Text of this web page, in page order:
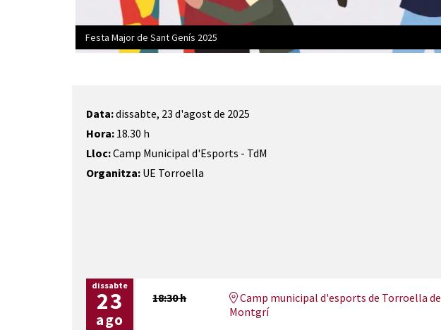
Festa Major de Sant Genís 2025
Data:dissabte, 23 d'agost de 2025
Hora: 18.30 h
Lloc:Camp Municipal d'Esports - TdM
Organitza: UE Torroella
dissabte
23
ago
18:30 h
Camp municipal d'esports de Torroella de
Montgrí